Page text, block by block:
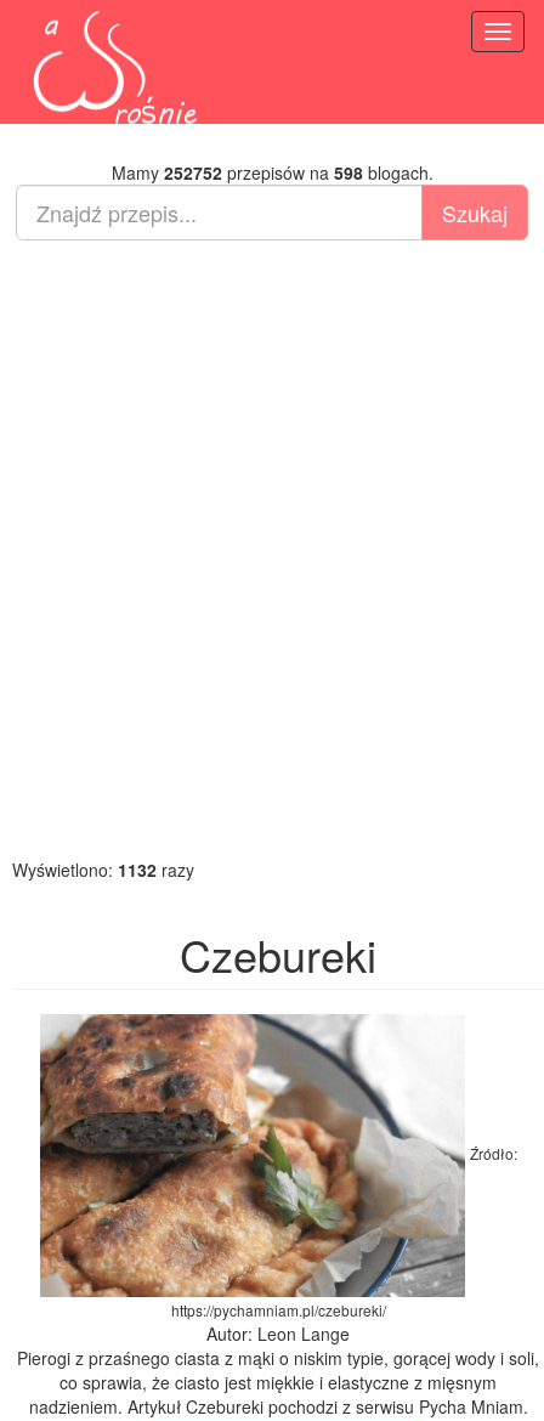
Mamy 252752przepisów na 598blogach.
Wyświetlono: 1132 razy
Czebureki
Źródło:
https://pychamniam.pl/czebureki/
Autor: Leon Lange
Pierogi z przaśnego ciasta z mąki o niskim typie, gorącej wody i soli,
co sprawia, że ciasto jest miękkie i elastyczne z mięsnym
nadzieniem. Artykuł Czebureki pochodzi z serwisu Pycha Mniam.